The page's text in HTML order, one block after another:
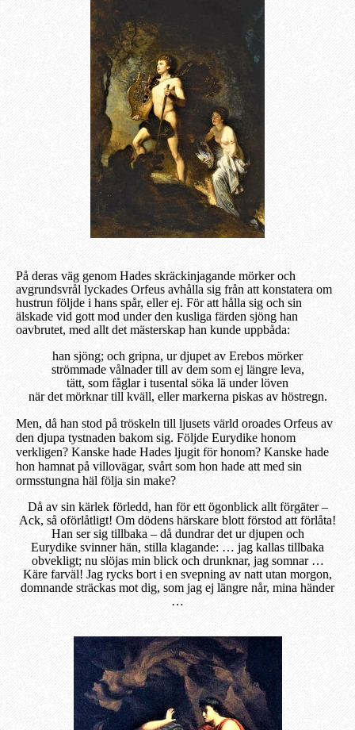
På deras väg genom Hades skräckinjagande mörker och
avgrundsvrål lyckades Orfeus avhålla sig från att konstatera om
hustrun följde i hans spår, eller ej. För att hålla sig och sin
älskade vid gott mod under den kusliga färden sjöng han
oavbrutet, med allt det mästerskap han kunde uppbåda:
han sjöng; och gripna, ur djupet av Erebos mörker
strömmade vålnader till av dem som ej längre leva,
tätt, som fåglar i tusental söka lä under löven
när det mörknar till kväll, eller markerna piskas av höstregn.
Men, då han stod på tröskeln till ljusets värld oroades Orfeus av
den djupa tystnaden bakom sig. Följde Eurydike honom
verkligen? Kanske hade Hades ljugit för honom? Kanske hade
hon hamnat på villovägar, svårt som hon hade att med sin
ormsstungna häl följa sin make?
Då av sin kärlek förledd, han för ett ögonblick allt förgäter –
Ack, så oförlåtligt! Om dödens härskare blott förstod att förlåta!
Han ser sig tillbaka – då dundrar det ur djupen och
Eurydike svinner hän, stilla klagande: … jag kallas tillbaka
obvekligt; nu slöjas min blick och drunknar, jag somnar …
Käre farväl! Jag rycks bort i en svepning av natt utan morgon,
domnande sträckas mot dig, som jag ej längre når, mina händer
…